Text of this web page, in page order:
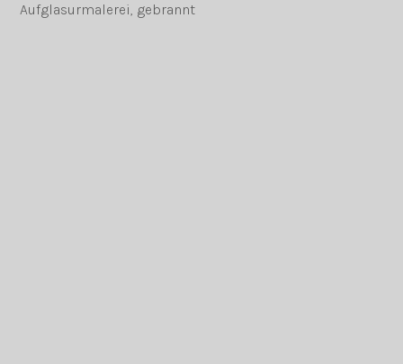
Aufglasurmalerei, gebrannt